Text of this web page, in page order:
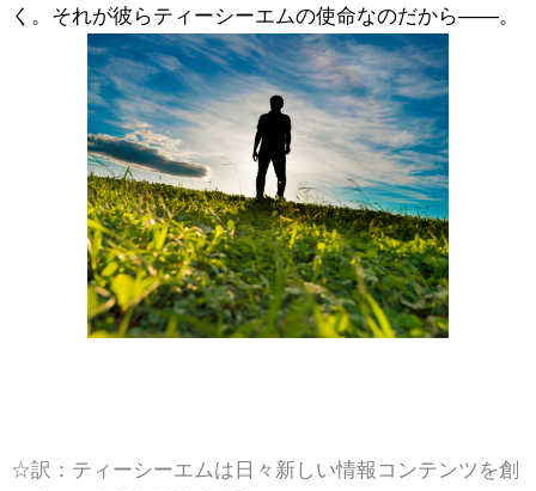
く。それが彼らティーシーエムの使命なのだから――。
☆訳：ティーシーエムは日々新しい情報コンテンツを創